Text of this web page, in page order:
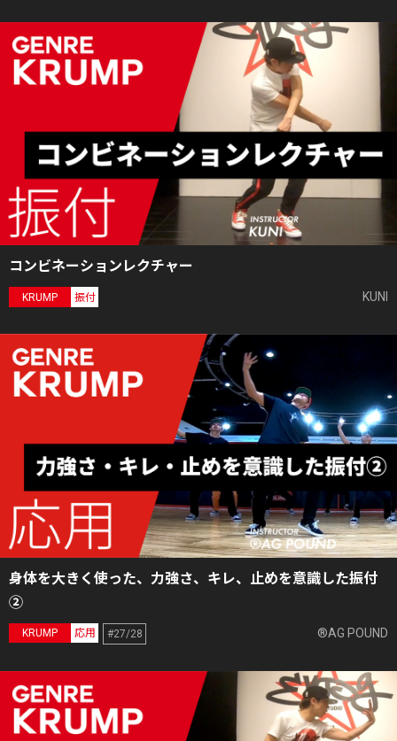
コンビネーションレクチャー
KRUMP 振付 KUNI
身体を大きく使った、力強さ、キレ、止めを意識した振付
②
KRUMP 応用 #27/28 ®AG POUND